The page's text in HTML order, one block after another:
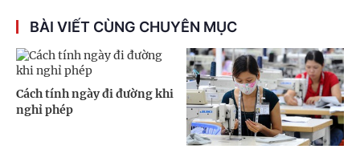
BÀI VIẾT CÙNG CHUYÊN MỤC
Cách tính ngày đi đường khi
nghỉ phép